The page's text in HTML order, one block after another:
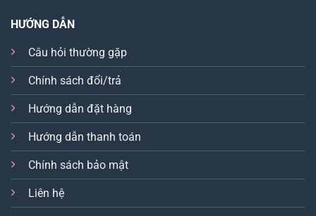
HƯỚNG DẪN
Câu hỏi thường gặp
Chính sách đổi/trả
Hướng dẫn đặt hàng
Hướng dẫn thanh toán
Chính sách bảo mật
Liên hệ